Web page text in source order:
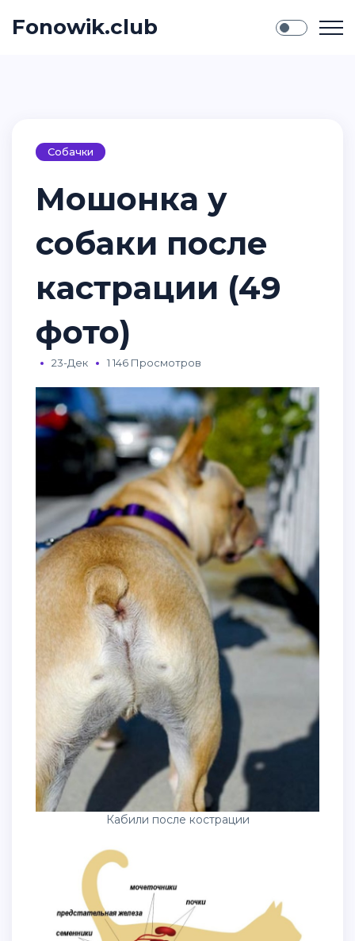
Fonowik.club
Собачки
Мошонка у
собаки после
кастрации (49
фото)
23-Дек 1 146 Просмотров
Кабили после кострации